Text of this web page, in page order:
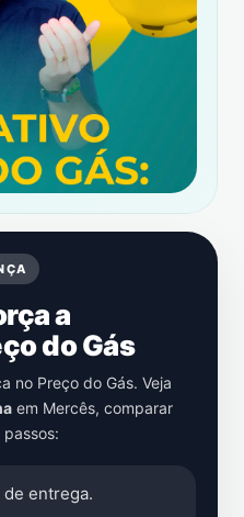
a
do Gás
no Preço do Gás. Veja
em Mercês, comparar
entrega.